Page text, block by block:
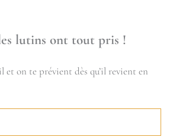
lutins ont tout pris !
et on te prévient dès qu’il revient en